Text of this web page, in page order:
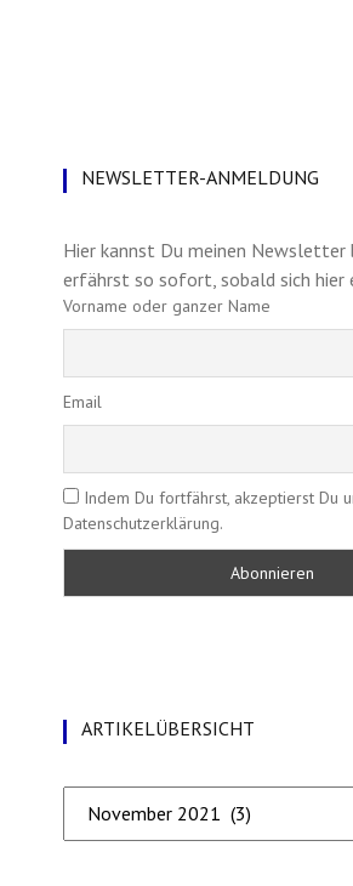
NEWSLETTER-ANMELDUNG
Hier kannst Du meinen Newsletter
erfährst so sofort, sobald sich
Vorname oder ganzer Name
Email
Indem Du fortfährst, akzeptierst Du
Datenschutzerklärung.
ARTIKELÜBERSICHT